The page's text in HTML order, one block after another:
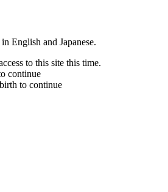
English and Japanese.
to this site this time.
continue
to continue